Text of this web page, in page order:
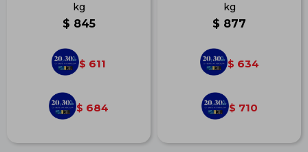
kg
$ 845
$ 611
$ 684
kg
$ 877
$ 634
$ 710